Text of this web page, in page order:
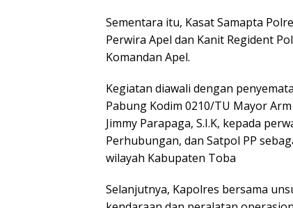
Sementara itu, Kasat Samapta
Perwira Apel dan Kanit Regident
Komandan Apel.
Kegiatan diawali dengan
Pabung Kodim 0210/TU Mayor
Jimmy Parapaga, S.I.K, kepada
Perhubungan, dan Satpol PP
wilayah Kabupaten Toba
Selanjutnya, Kapolres bersama